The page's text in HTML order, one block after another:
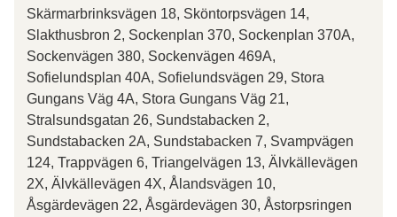
Skärmarbrinksvägen 18, Sköntorpsvägen 14,
Slakthusbron 2, Sockenplan 370, Sockenplan 370A,
Sockenvägen 380, Sockenvägen 469A,
Sofielundsplan 40A, Sofielundsvägen 29, Stora
Gungans Väg 4A, Stora Gungans Väg 21,
Stralsundsgatan 26, Sundstabacken 2,
Sundstabacken 2A, Sundstabacken 7, Svampvägen
124, Trappvägen 6, Triangelvägen 13, Älvkällevägen
2X, Älvkällevägen 4X, Ålandsvägen 10,
Åsgärdevägen 22, Åsgärdevägen 30, Åstorpsringen